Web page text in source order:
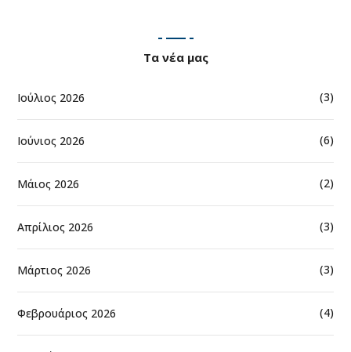
Τα νέα μας
Ιούλιος 2026 (3)
Ιούνιος 2026 (6)
Μάιος 2026 (2)
Απρίλιος 2026 (3)
Μάρτιος 2026 (3)
Φεβρουάριος 2026 (4)